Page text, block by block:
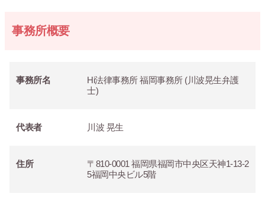
事務所概要
事務所名
Hi法律事務所 福岡事務所 (川波晃生弁護
士)
代表者 川波 晃生
住所
〒810-0001 福岡県福岡市中央区天神1-13-2
5福岡中央ビル5階